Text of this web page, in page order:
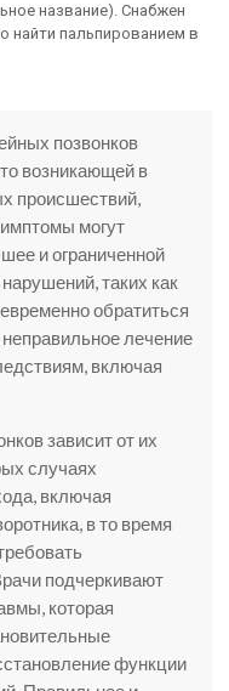
название). Снабжен
пальпированием в
позвонков
возникающей в
происшествий,
могут
и ограниченной
таких как
обратиться
лечение
включая
зависит от их
случаях
включая
в то время
подчеркивают
которая
функции